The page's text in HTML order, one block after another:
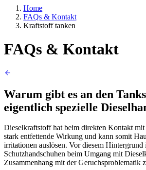
Home
FAQs & Kontakt
Kraftstoff tanken
FAQs & Kontakt
Warum gibt es an den
eigentlich spezielle
Dieselkraftstoff hat beim direkten Kontakt
stark entfettende Wirkung und kann somit
irritationen auslösen. Vor diesem Hintergrund
Schutzhandschuhen beim Umgang mit
Zusammenhang mit der Geruchsproblematik